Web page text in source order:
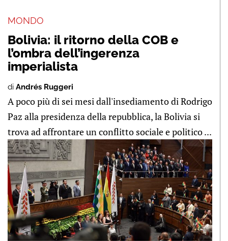
MONDO
Bolivia: il ritorno della COB e
l’ombra dell’ingerenza
imperialista
di Andrés Ruggeri
A poco più di sei mesi dall'insediamento di Rodrigo
Paz alla presidenza della repubblica, la Bolivia si
trova ad affrontare un conflitto sociale e politico ...